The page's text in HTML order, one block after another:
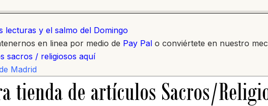
lecturas y el salmo del Domingo
en linea por medio de Pay Pal o conviértete en nuestro
sacros / religiosos aquí
Madrid